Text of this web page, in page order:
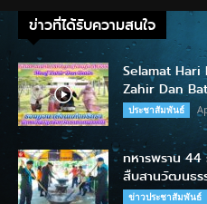
ข่าวที่ได้รับความสนใจ
Selamat Hari
Zahir Dan
ประชาสัมพันธ์
ทหารพราน
สืบสานวัฒนธร
ข่าวประชาสัมพันธ์